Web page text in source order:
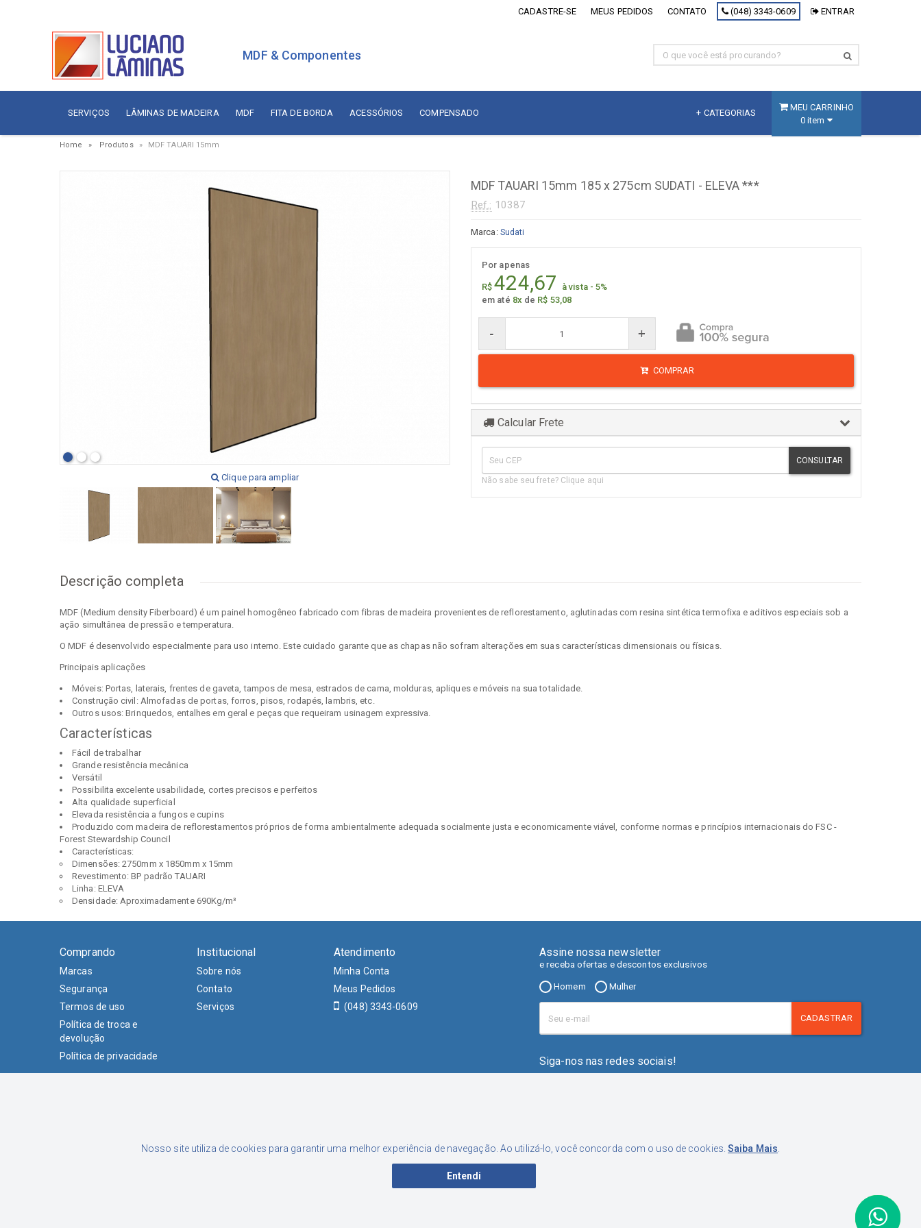
CADASTRE-SE MEUS PEDIDOS CONTATO (048) 3343-0609 ENTRAR
MDF & Componentes
SERVIÇOS LÂMINAS DE MADEIRA MDF FITA DE BORDA ACESSÓRIOS COMPENSADO
MEU CARRINHO
0 item
+ CATEGORIAS
[+] Ver todos
MDF Revestido com Madeira
Recompostas
Compensado
Compensado Naval Revestido
Comum
Fracionado
Home Produtos MDF TAUARI 15mm
Clique para ampliar
MDF TAUARI 15mm 185 x 275cm SUDATI - ELEVA ***
Ref.: 10387
Marca: Sudati
Por apenas
R$424,67
à vista - 5%
em até 8x de R$ 53,08
- +
COMPRAR
Calcular Frete
CONSULTAR
Não sabe seu frete? Clique aqui
Descrição completa
MDF (Medium density Fiberboard) é um painel homogêneo fabricado com fibras de madeira provenientes de reflorestamento, aglutinadas com resina sintética termofixa e aditivos especiais sob a
ação simultânea de pressão e temperatura.
O MDF é desenvolvido especialmente para uso interno. Este cuidado garante que as chapas não sofram alterações em suas características dimensionais ou físicas.
Principais aplicações
Móveis: Portas, laterais, frentes de gaveta, tampos de mesa, estrados de cama, molduras, apliques e móveis na sua totalidade.
Construção civil: Almofadas de portas, forros, pisos, rodapés, lambris, etc.
Outros usos: Brinquedos, entalhes em geral e peças que requeiram usinagem expressiva.
Características
Fácil de trabalhar
Grande resistência mecânica
Versátil
Possibilita excelente usabilidade, cortes precisos e perfeitos
Alta qualidade superficial
Elevada resistência a fungos e cupins
Produzido com madeira de reflorestamentos próprios de forma ambientalmente adequada socialmente justa e economicamente viável, conforme normas e princípios internacionais do FSC -
Forest Stewardship Council
Características:
Dimensões: 2750mm x 1850mm x 15mm
Revestimento: BP padrão TAUARI
Linha: ELEVA
Densidade: Aproximadamente 690Kg/m³
Nosso site utiliza de cookies para garantir uma melhor experiência de navegação. Ao utilizá-lo, você concorda com o uso de cookies.Saiba Mais
Entendi
Comprando
Marcas
Segurança
Termos de uso
Política de troca e
devolução
Política de privacidade
Institucional
Sobre nós
Contato
Serviços
Atendimento
Minha Conta
Meus Pedidos
(048) 3343-0609
Assine nossa newsletter
e receba ofertas e descontos exclusivos
Homem Mulher
CADASTRAR
Siga-nos nas redes sociais!
Formas de Pagamento